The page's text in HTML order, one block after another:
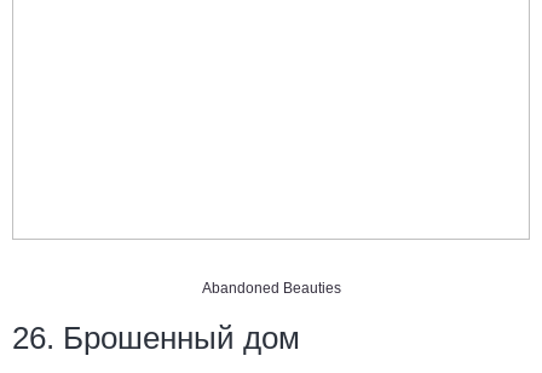
Abandoned Beauties
26. Брошенный дом